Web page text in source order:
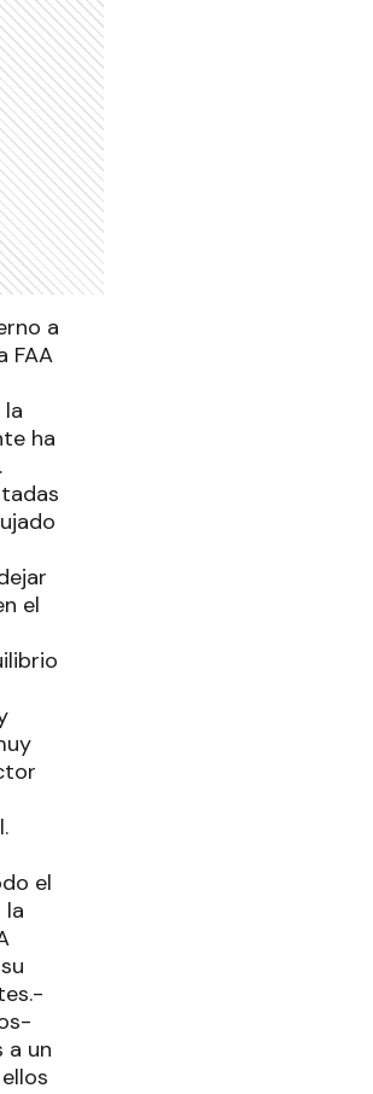
a
FAA
ha
el
el
la
a un